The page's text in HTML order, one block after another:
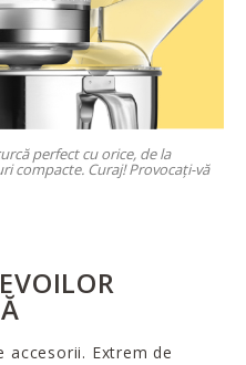
perfect cu orice, de la
compacte. Curaj! Provocați-vă
accesorii. Extrem de